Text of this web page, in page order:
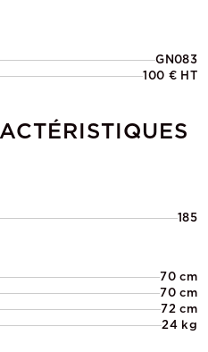
GN083
100 € HT
185
70 cm
70 cm
72 cm
24 kg